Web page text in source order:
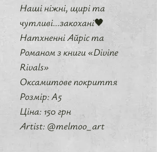
Наші ніжні, щирі та
чутливі…закохані🖤
Натхненні Айріс та
Романом з книги «Divine
Rivals»
Оксамитове покриття
Розмір: А5
Ціна: 150 грн
Artist: @melmoo_art